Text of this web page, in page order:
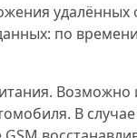
удалённых
по
В